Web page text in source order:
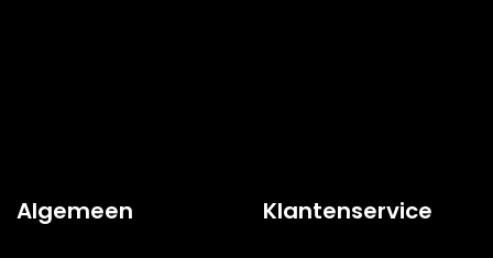
Algemeen Klantenservice